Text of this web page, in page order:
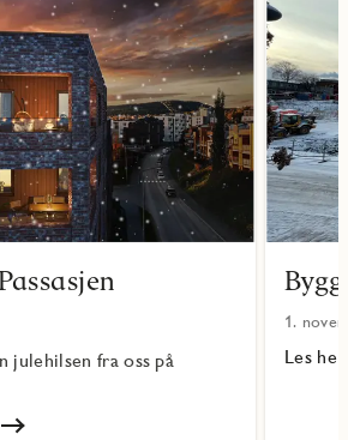
julehilsen fra oss på
1.
Les